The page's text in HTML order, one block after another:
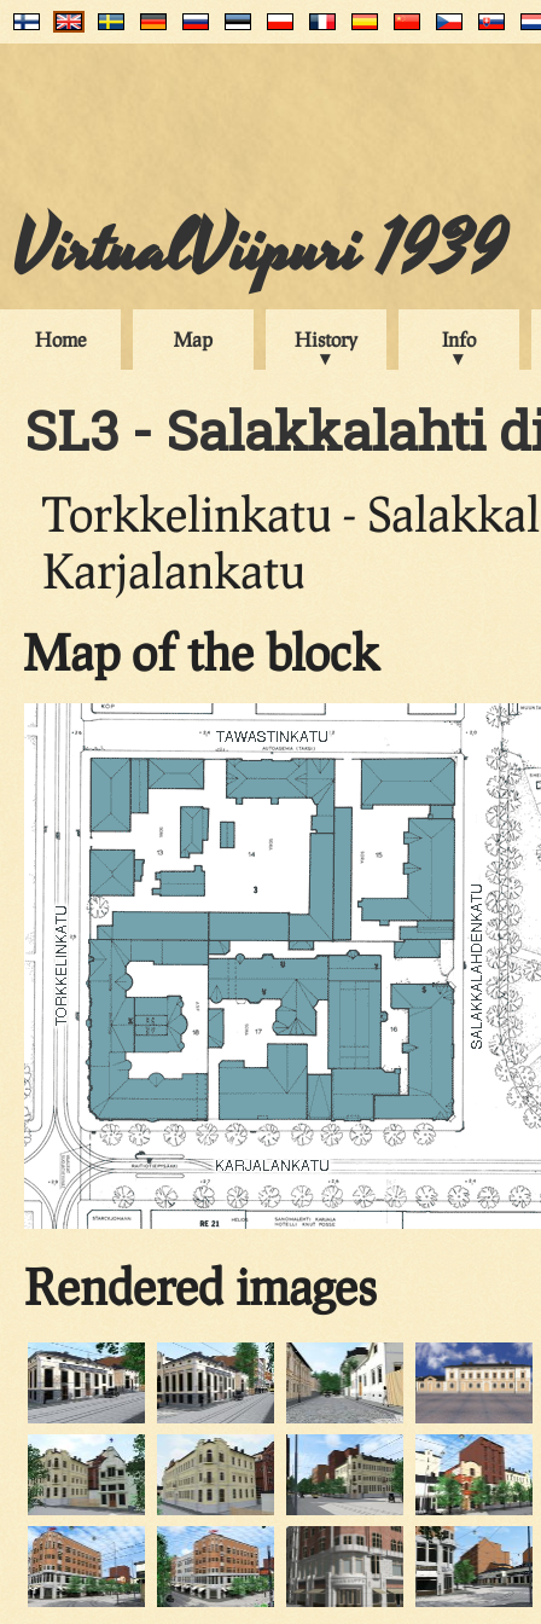
VirtualViipuri 1939
Home Map History Info
SL3 - Salakkalahti
Torkkelinkatu -
Karjalankatu
Map of the block
Rendered images